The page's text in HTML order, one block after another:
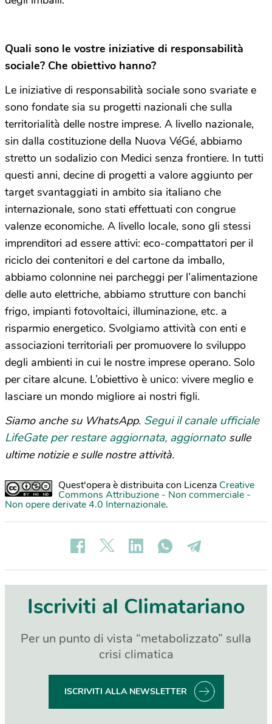
Quali sono le vostre iniziative di responsabilità
sociale? Che obiettivo hanno?
Le iniziative di responsabilità sociale sono svariate e
sono fondate sia su progetti nazionali che sulla
territorialità delle nostre imprese. A livello nazionale,
sin dalla costituzione della Nuova VéGé, abbiamo
stretto un sodalizio con Medici senza frontiere. In tutti
questi anni, decine di progetti a valore aggiunto per
target svantaggiati in ambito sia italiano che
internazionale, sono stati effettuati con congrue
valenze economiche. A livello locale, sono gli stessi
imprenditori ad essere attivi: eco-compattatori per il
riciclo dei contenitori e del cartone da imballo,
abbiamo colonnine nei parcheggi per l’alimentazione
delle auto elettriche, abbiamo strutture con banchi
frigo, impianti fotovoltaici, illuminazione, etc. a
risparmio energetico. Svolgiamo attività con enti e
associazioni territoriali per promuovere lo sviluppo
degli ambienti in cui le nostre imprese operano. Solo
per citare alcune. L’obiettivo è unico: vivere meglio e
lasciare un mondo migliore ai nostri figli.
Siamo anche su WhatsApp. Segui il canale ufficiale
LifeGate per restare aggiornata, aggiornato sulle
ultime notizie e sulle nostre attività.
Quest'opera è distribuita con Licenza Creative
Commons Attribuzione - Non commerciale -
Non opere derivate 4.0 Internazionale.
Iscriviti al Climatariano
Per un punto di vista “metabolizzato” sulla
crisi climatica
ISCRIVITI ALLA NEWSLETTER